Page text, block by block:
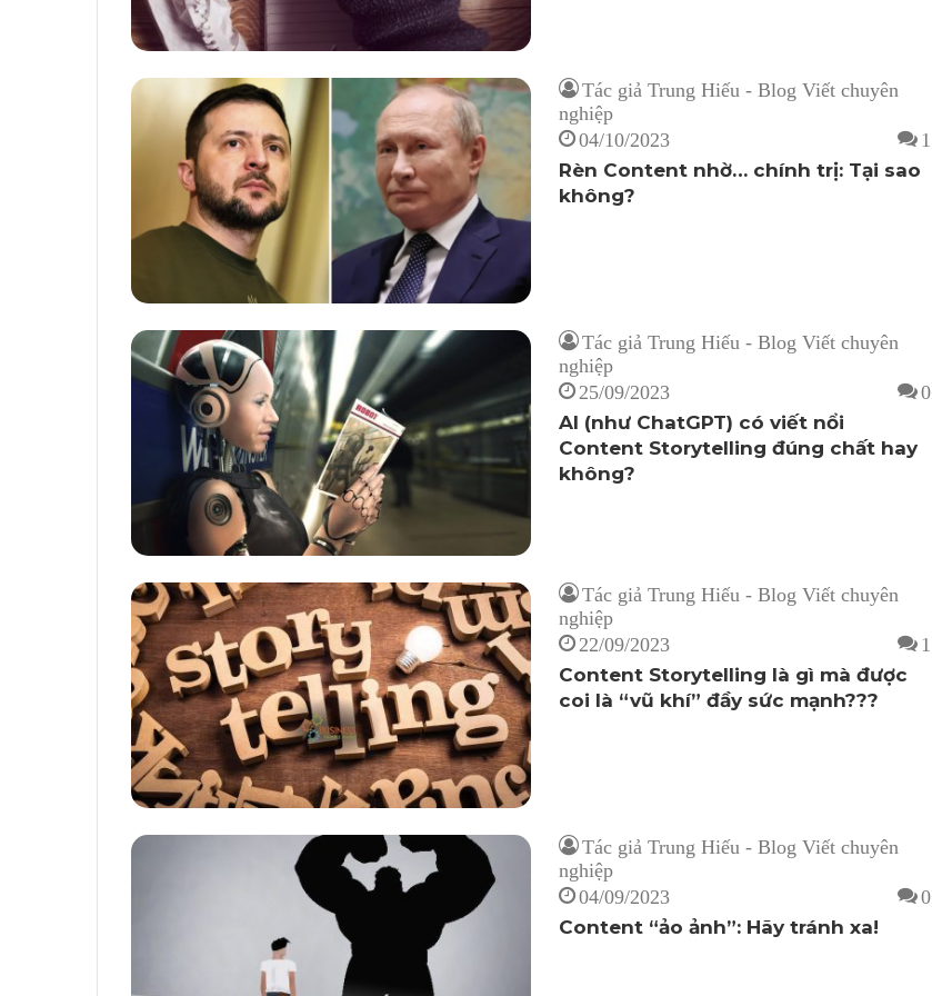
Tác giả Trung Hiếu - Blog Viết chuyên
nghiệp
04/10/2023
1
Rèn Content nhờ… chính trị: Tại sao
không?
Tác giả Trung Hiếu - Blog Viết chuyên
nghiệp
25/09/2023
0
AI (như ChatGPT) có viết nổi
Content Storytelling đúng chất hay
không?
Tác giả Trung Hiếu - Blog Viết chuyên
nghiệp
22/09/2023
1
Content Storytelling là gì mà được
coi là “vũ khí” đầy sức mạnh???
Tác giả Trung Hiếu - Blog Viết chuyên
nghiệp
04/09/2023
0
Content “ảo ảnh”: Hãy tránh xa!